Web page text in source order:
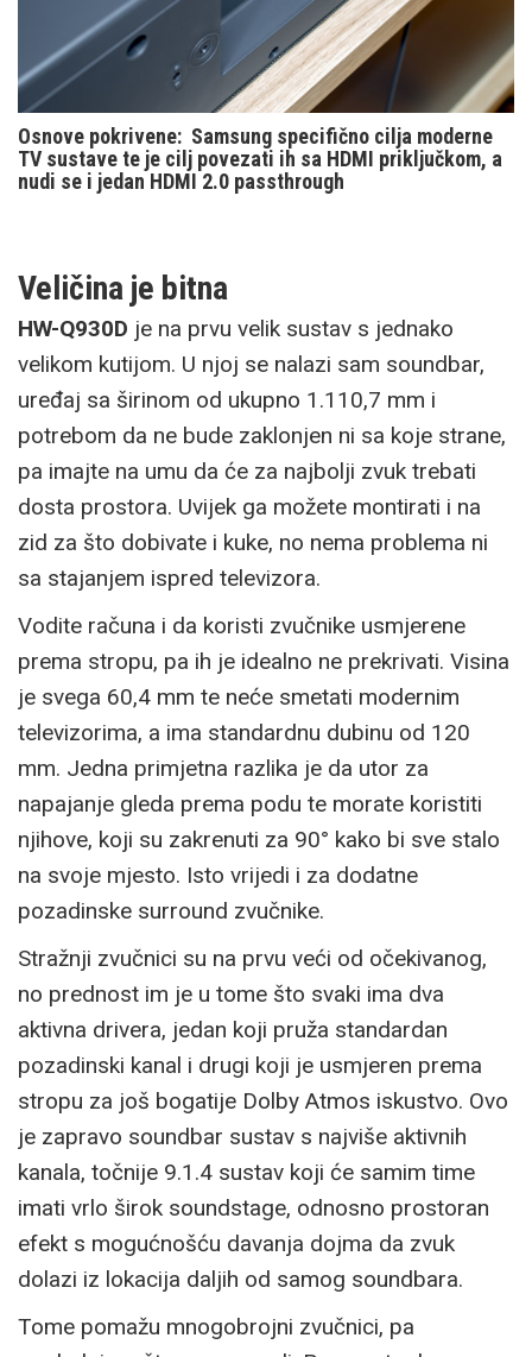
Osnove pokrivene: Samsung specifično cilja moderne
TV sustave te je cilj povezati ih sa HDMI priključkom, a
nudi se i jedan HDMI 2.0 passthrough
Veličina je bitna
HW-Q930D je na prvu velik sustav s jednako
velikom kutijom. U njoj se nalazi sam soundbar,
uređaj sa širinom od ukupno 1.110,7 mm i
potrebom da ne bude zaklonjen ni sa koje strane,
pa imajte na umu da će za najbolji zvuk trebati
dosta prostora. Uvijek ga možete montirati i na
zid za što dobivate i kuke, no nema problema ni
sa stajanjem ispred televizora.
Vodite računa i da koristi zvučnike usmjerene
prema stropu, pa ih je idealno ne prekrivati. Visina
je svega 60,4 mm te neće smetati modernim
televizorima, a ima standardnu dubinu od 120
mm. Jedna primjetna razlika je da utor za
napajanje gleda prema podu te morate koristiti
njihove, koji su zakrenuti za 90° kako bi sve stalo
na svoje mjesto. Isto vrijedi i za dodatne
pozadinske surround zvučnike.
Stražnji zvučnici su na prvu veći od očekivanog,
no prednost im je u tome što svaki ima dva
aktivna drivera, jedan koji pruža standardan
pozadinski kanal i drugi koji je usmjeren prema
stropu za još bogatije Dolby Atmos iskustvo. Ovo
je zapravo soundbar sustav s najviše aktivnih
kanala, točnije 9.1.4 sustav koji će samim time
imati vrlo širok soundstage, odnosno prostoran
efekt s mogućnošću davanja dojma da zvuk
dolazi iz lokacija daljih od samog soundbara.
Tome pomažu mnogobrojni zvučnici, pa